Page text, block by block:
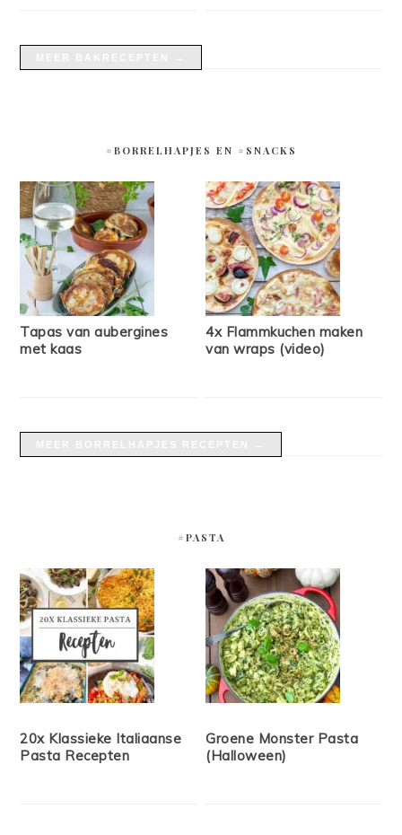
#BORRELHAPJES EN #SNACKS
Tapas van aubergines
met kaas
4x Flammkuchen maken
van wraps (video)
#PASTA
20x Klassieke Italiaanse
Pasta Recepten
Groene Monster Pasta
(Halloween)